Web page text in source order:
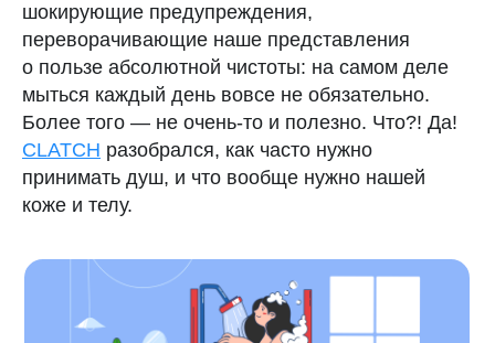
шокирующие предупреждения,
переворачивающие наше представления
о пользе абсолютной чистоты: на самом деле
мыться каждый день вовсе не обязательно.
Более того — не очень-то и полезно. Что?! Да!
CLATCH разобрался, как часто нужно
принимать душ, и что вообще нужно нашей
коже и телу.
Поддержка
Политика конфиденциальности